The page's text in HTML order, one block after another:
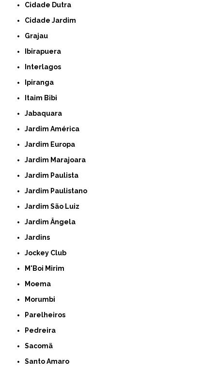
Cidade Dutra
Cidade Jardim
Grajau
Ibirapuera
Interlagos
Ipiranga
Itaim Bibi
Jabaquara
Jardim América
Jardim Europa
Jardim Marajoara
Jardim Paulista
Jardim Paulistano
Jardim São Luiz
Jardim Ângela
Jardins
Jockey Club
M'Boi Mirim
Moema
Morumbi
Parelheiros
Pedreira
Sacomã
Santo Amaro